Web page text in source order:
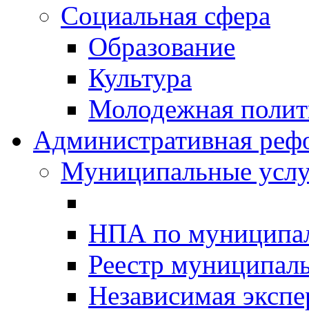
Социальная сфера
Образование
Культура
Молодежная
Административная
Муниципальные
НПА по
Реестр
Независимая